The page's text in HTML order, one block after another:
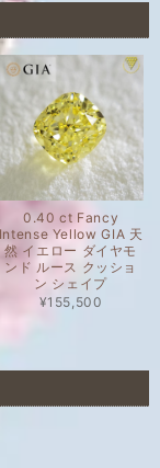
0.40 ct Fancy
Intense Yellow GIA 天
然 イエロー ダイヤモ
ンド ルース クッショ
ン シェイプ
¥155,500